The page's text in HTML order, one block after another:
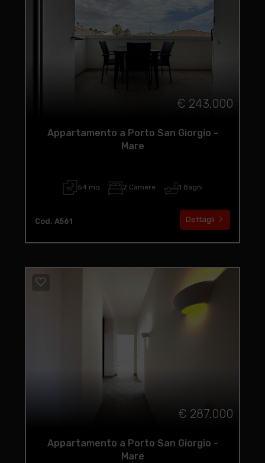
€ 243.000
Appartamento a Porto San Giorgio -
Mare
54 mq 2 Camere 1 Bagni
Cod. A561 Dettagli
€ 287.000
Appartamento a Porto San Giorgio -
Mare